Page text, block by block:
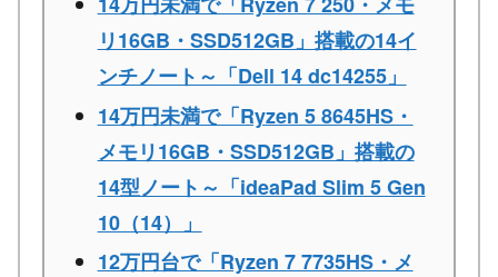
リ16GB・SSD512GB」搭載の14イ
ンチノート～「Dell 14 dc14255」
14万円未満で「Ryzen 5 8645HS・
メモリ16GB・SSD512GB」搭載の
14型ノート～「ideaPad Slim 5 Gen
10（14）」
12万円台で「Ryzen 7 7735HS・メ